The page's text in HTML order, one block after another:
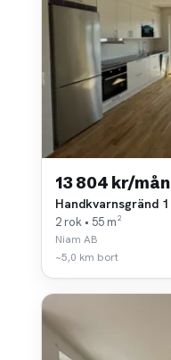
13 804 kr/mån
Handkvarnsgränd 1
2 rok • 55 m²
Niam AB
~5,0 km bort